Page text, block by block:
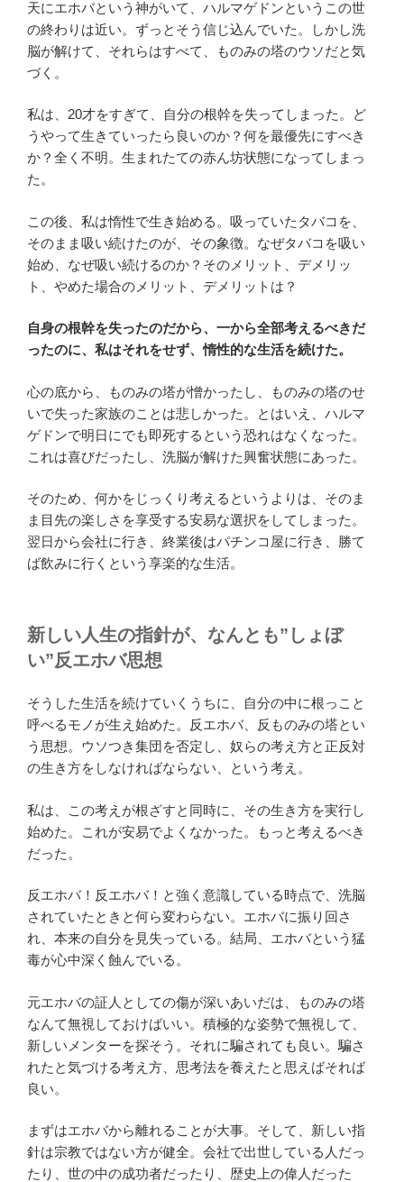
天にエホバという神がいて、ハルマゲドンというこの世
の終わりは近い。ずっとそう信じ込んでいた。しかし洗
脳が解けて、それらはすべて、ものみの塔のウソだと気
づく。
私は、20才をすぎて、自分の根幹を失ってしまった。ど
うやって生きていったら良いのか？何を最優先にすべき
か？全く不明。生まれたての赤ん坊状態になってしまっ
た。
この後、私は惰性で生き始める。吸っていたタバコを、
そのまま吸い続けたのが、その象徴。なぜタバコを吸い
始め、なぜ吸い続けるのか？そのメリット、デメリッ
ト、やめた場合のメリット、デメリットは？
自身の根幹を失ったのだから、一から全部考えるべきだ
ったのに、私はそれをせず、惰性的な生活を続けた。
心の底から、ものみの塔が憎かったし、ものみの塔のせ
いで失った家族のことは悲しかった。とはいえ、ハルマ
ゲドンで明日にでも即死するという恐れはなくなった。
これは喜びだったし、洗脳が解けた興奮状態にあった。
そのため、何かをじっくり考えるというよりは、そのま
ま目先の楽しさを享受する安易な選択をしてしまった。
翌日から会社に行き、終業後はパチンコ屋に行き、勝て
ば飲みに行くという享楽的な生活。
新しい人生の指針が、なんとも”しょぼ
い”反エホバ思想
そうした生活を続けていくうちに、自分の中に根っこと
呼べるモノが生え始めた。反エホバ、反ものみの塔とい
う思想。ウソつき集団を否定し、奴らの考え方と正反対
の生き方をしなければならない、という考え。
私は、この考えが根ざすと同時に、その生き方を実行し
始めた。これが安易でよくなかった。もっと考えるべき
だった。
反エホバ！反エホバ！と強く意識している時点で、洗脳
されていたときと何ら変わらない。エホバに振り回さ
れ、本来の自分を見失っている。結局、エホバという猛
毒が心中深く蝕んでいる。
元エホバの証人としての傷が深いあいだは、ものみの塔
なんて無視しておけばいい。積極的な姿勢で無視して、
新しいメンターを探そう。それに騙されても良い。騙さ
れたと気づける考え方、思考法を養えたと思えばそれば
良い。
まずはエホバから離れることが大事。そして、新しい指
針は宗教ではない方が健全。会社で出世している人だっ
たり、世の中の成功者だったり、歴史上の偉人だった